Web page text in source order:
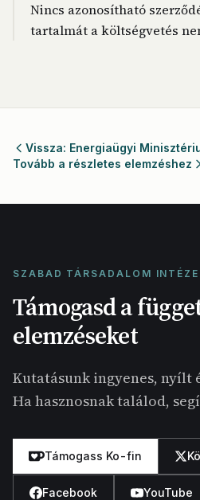
Nincs azonosítható
tartalmát a költségvetés
Vissza: Energiaügyi
Tovább a részletes elemzéshez
SZABAD TÁRSADALOM
Támogasd a
elemzéseket
Kutatásunk ingyenes, nyílt
Ha hasznosnak találod,
Támogass Ko-fin
Facebook YouTube